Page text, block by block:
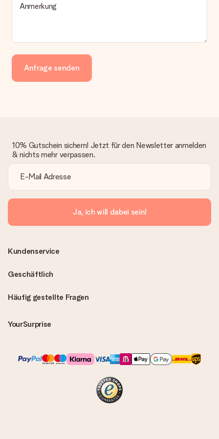
Anmerkung
Anfrage senden
10% Gutschein sichern! Jetzt für den Newsletter anmelden
& nichts mehr verpassen.
Ja, ich will dabei sein!
Häufig gestellte Fragen
YourSurprise
Kundenservice
Geschäftlich